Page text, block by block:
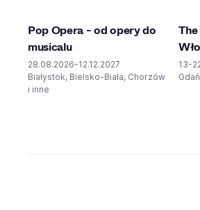
Pop Opera - od opery do
musicalu
28.08.2026-12.12.2027
Białystok, Bielsko-Biała, Chorzów
i inne
13-